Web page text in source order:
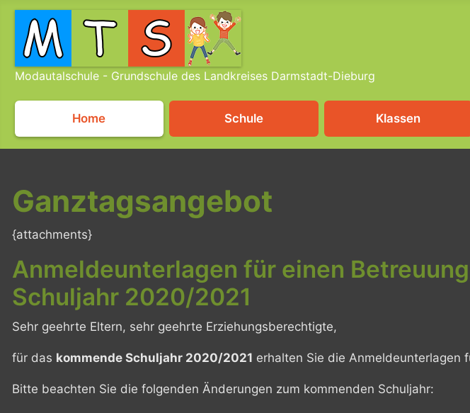
Modautalschule - Grundschule des Landkreises Darmstadt-Dieburg
Home Schule Klassen
Ganztagsangebot
{attachments}
Anmeldeunterlagen für einen
Schuljahr 2020/2021
Sehr geehrte Eltern, sehr geehrte Erziehungsberechtigte,
für das kommende Schuljahr 2020/2021 erhalten Sie die Anmeldeunterlagen
Bitte beachten Sie die folgenden Änderungen zum kommenden Schuljahr: